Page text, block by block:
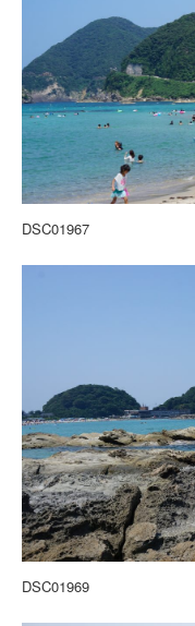
DSC01967
DSC01969